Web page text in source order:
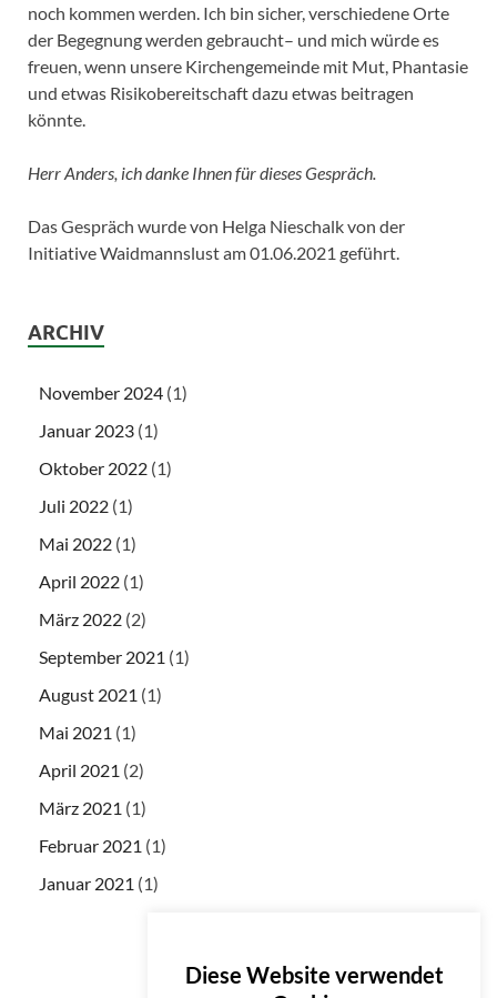
noch kommen werden. Ich bin sicher, verschiedene Orte
der Begegnung werden gebraucht– und mich würde es
freuen, wenn unsere Kirchengemeinde mit Mut, Phantasie
und etwas Risikobereitschaft dazu etwas beitragen
könnte.
Herr Anders, ich danke Ihnen für dieses Gespräch.
Das Gespräch wurde von Helga Nieschalk von der
Initiative Waidmannslust am 01.06.2021 geführt.
ARCHIV
November 2024 (1)
Januar 2023 (1)
Oktober 2022 (1)
Juli 2022 (1)
Mai 2022 (1)
April 2022 (1)
März 2022 (2)
September 2021 (1)
August 2021 (1)
Mai 2021 (1)
April 2021 (2)
März 2021 (1)
Februar 2021 (1)
Januar 2021 (1)
Diese Website verwendet